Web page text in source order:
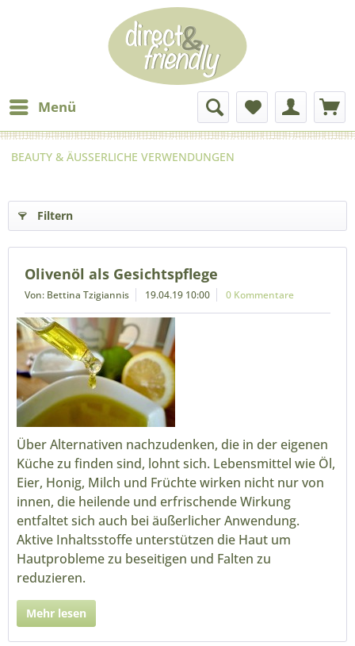
Menü
BEAUTY & ÄUSSERLICHE VERWENDUNGEN
Filtern
Olivenöl als Gesichtspflege
Von: Bettina Tzigiannis 19.04.19 10:00 0 Kommentare
Über Alternativen nachzudenken, die in der eigenen
Küche zu finden sind, lohnt sich. Lebensmittel wie Öl,
Eier, Honig, Milch und Früchte wirken nicht nur von
innen, die heilende und erfrischende Wirkung
entfaltet sich auch bei äußerlicher Anwendung.
Aktive Inhaltsstoffe unterstützen die Haut um
Hautprobleme zu beseitigen und Falten zu
reduzieren.
Mehr lesen